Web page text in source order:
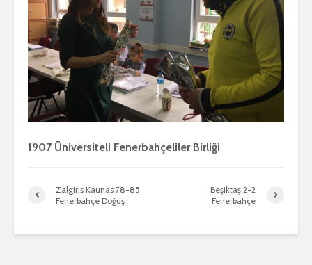
1907 Üniversiteli Fenerbahçeliler Birliği
Zalgiris Kaunas 78-85
Fenerbahçe Doğuş
Beşiktaş 2-2
Fenerbahçe